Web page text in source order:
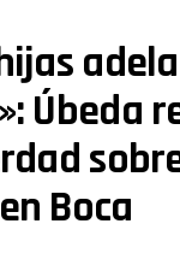
Úbeda
Boca